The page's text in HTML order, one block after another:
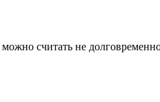
считать не